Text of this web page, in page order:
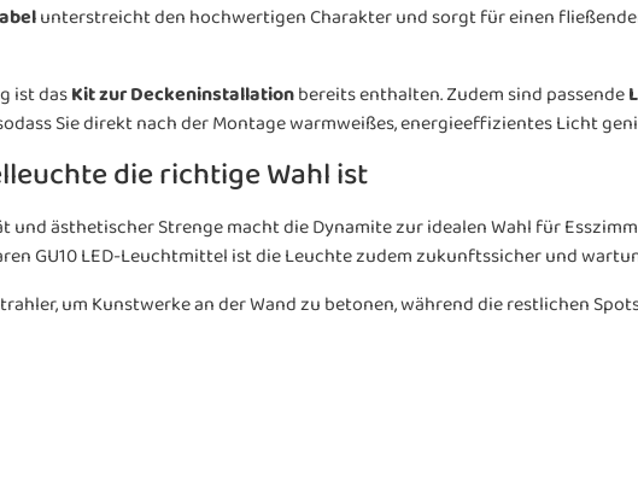
unterstreicht den hochwertigen Charakter und sorgt für einen
ist dasKit zur Deckeninstallationbereits enthalten. Zudem sind passende
Sie direkt nach der Montage warmweißes, energieeffizientes Licht
die richtige Wahl ist
ästhetischer Strenge macht die Dynamite zur idealen Wahl für
GU10 LED-Leuchtmittel ist die Leuchte zudem zukunftssicher und
um Kunstwerke an der Wand zu betonen, während die restlichen